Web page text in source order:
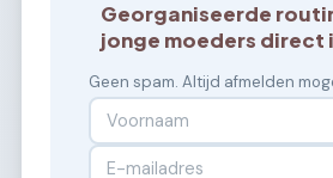
Georganiseerde
jonge moeders direct
Geen spam. Altijd afmelden